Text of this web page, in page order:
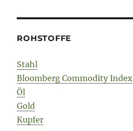
ROHSTOFFE
Stahl
Bloomberg Commodity Index
Öl
Gold
Kupfer